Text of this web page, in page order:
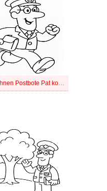
Zeichnen Postbote Pat kostenlos druckbar